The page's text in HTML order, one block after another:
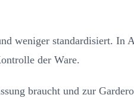
weniger standardisiert. In
der Ware.
braucht und zur